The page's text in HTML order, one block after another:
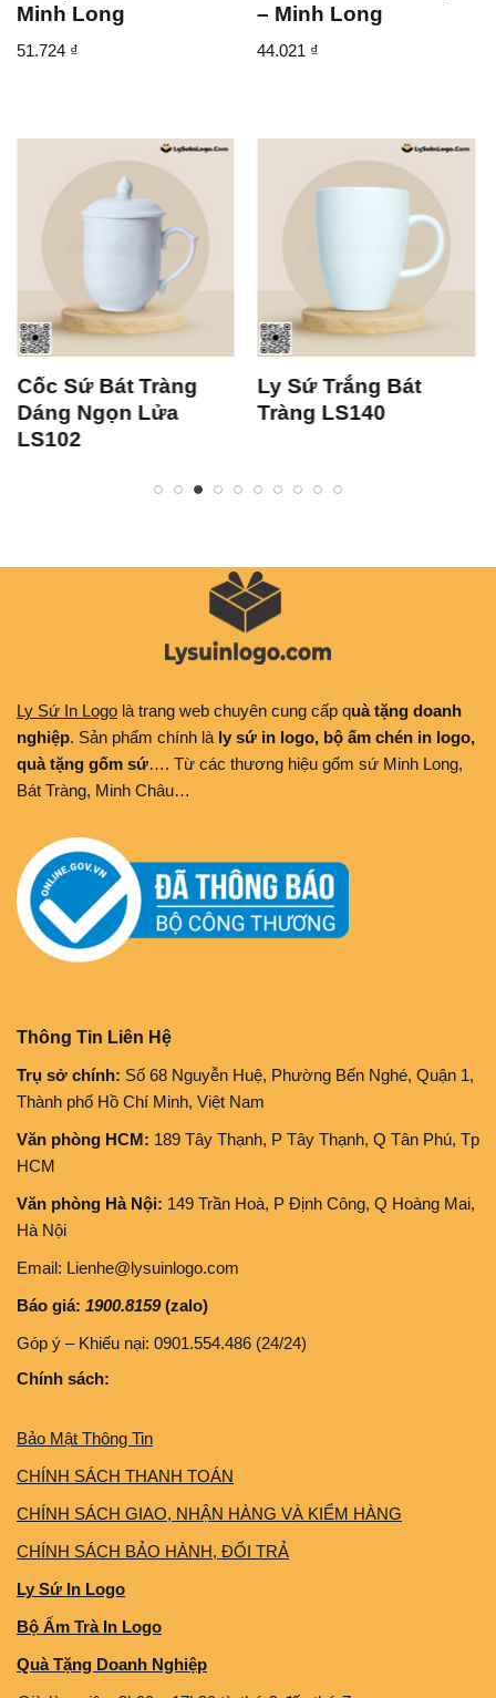
Minh Long
51.724 ₫
– Minh Long
44.021 ₫
Cốc Sứ Bát Tràng
Dáng Ngọn Lửa
LS102
Ly Sứ Trắng Bát
Tràng LS140
Ly Sứ In Logo là trang web chuyên cung cấp quà tặng doanh
nghiệp. Sản phẩm chính là ly sứ in logo, bộ ấm chén in logo,
quà tặng gốm sứ…. Từ các thương hiệu gốm sứ Minh Long,
Bát Tràng, Minh Châu…
Thông Tin Liên Hệ
Trụ sở chính: Số 68 Nguyễn Huệ, Phường Bến Nghé, Quận 1,
Thành phố Hồ Chí Minh, Việt Nam
Văn phòng HCM: 189 Tây Thạnh, P Tây Thạnh, Q Tân Phú, Tp
HCM
Văn phòng Hà Nội: 149 Trần Hoà, P Định Công, Q Hoàng Mai,
Hà Nội
Email: Lienhe@lysuinlogo.com
Báo giá: 1900.8159(zalo)
Góp ý – Khiếu nại: 0901.554.486 (24/24)
Chính sách:
Bảo Mật Thông Tin
CHÍNH SÁCH THANH TOÁN
CHÍNH SÁCH GIAO, NHẬN HÀNG VÀ KIỂM HÀNG
CHÍNH SÁCH BẢO HÀNH, ĐỔI TRẢ
Ly Sứ In Logo
Bộ Ấm Trà In Logo
Quà Tặng Doanh Nghiệp